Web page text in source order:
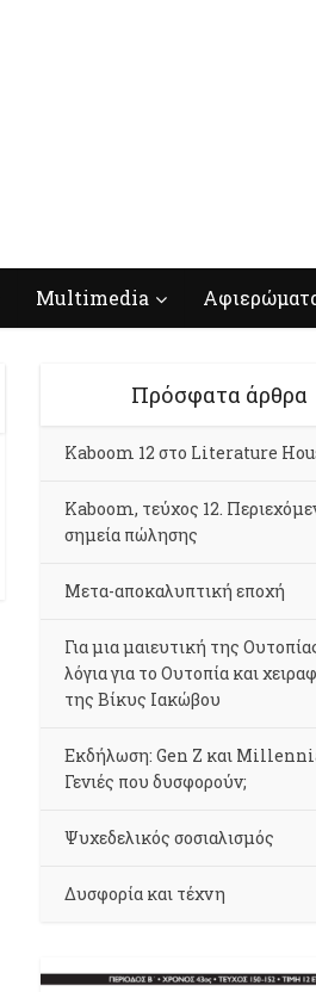
Multimedia
Πρόσφατα άρθρα
Kaboom 12 στο Literature
Kaboom, τεύχος 12.
σημεία πώλησης
Μετα-αποκαλυπτική εποχή
Για μια μαιευτική της
λόγια για το Ουτοπία και
της Βίκυς Ιακώβου
Εκδήλωση: Gen Z και
Γενιές που δυσφορούν;
Ψυχεδελικός σοσιαλισμός
Δυσφορία και τέχνη